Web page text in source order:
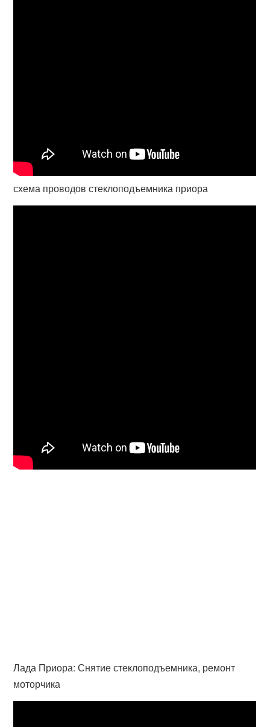
схема проводов стеклоподъемника приора
Лада Приора: Снятие стеклоподъемника, ремонт
моторчика